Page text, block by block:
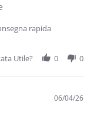
2026 sempre
rapida
Utile? 0 0
06/04/26